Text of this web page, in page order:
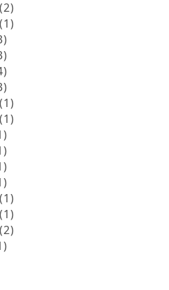
(2)
(1)
(1)
(1)
(1)
(1)
(2)